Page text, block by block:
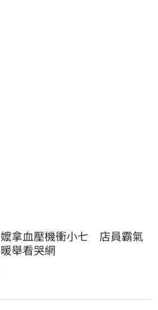
嬤拿血壓機衝小七　店員霸氣
暖舉看哭網